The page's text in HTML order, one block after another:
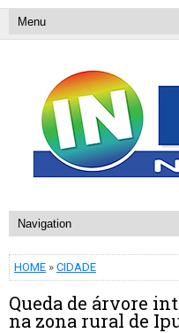
HOME » CIDADE
Queda de árvore
na zona rural de